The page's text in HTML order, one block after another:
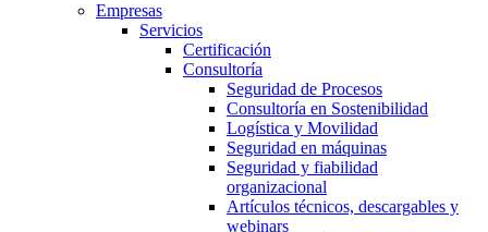
Empresas
Servicios
Certificación
Consultoría
Seguridad de Procesos
Consultoría en Sostenibilidad
Logística y Movilidad
Seguridad en máquinas
Seguridad y fiabilidad
organizacional
Artículos técnicos, descargables y
webinars